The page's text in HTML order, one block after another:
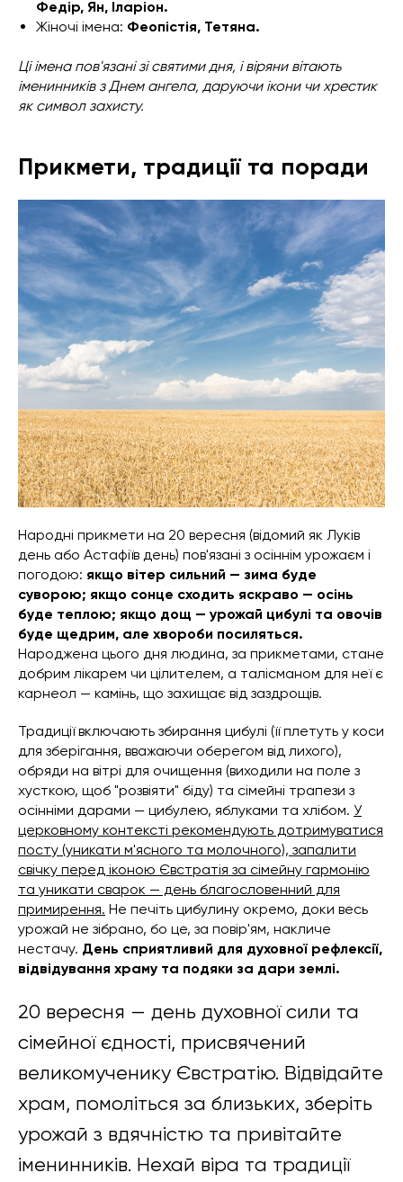
Федір, Ян, Іларіон.
Жіночі імена: Феопістія, Тетяна.
Ці імена пов'язані зі святими дня, і віряни вітають
іменинників з Днем ангела, даруючи ікони чи хрестик
як символ захисту.
Прикмети, традиції та поради
Народні прикмети на 20 вересня (відомий як Луків
день або Астафіїв день) пов'язані з осіннім урожаєм і
погодою: якщо вітер сильний — зима буде
суворою; якщо сонце сходить яскраво — осінь
буде теплою; якщо дощ — урожай цибулі та овочів
буде щедрим, але хвороби посиляться.
Народжена цього дня людина, за прикметами, стане
добрим лікарем чи цілителем, а талісманом для неї є
карнеол — камінь, що захищає від заздрощів.
Традиції включають збирання цибулі (її плетуть у коси
для зберігання, вважаючи оберегом від лихого),
обряди на вітрі для очищення (виходили на поле з
хусткою, щоб "розвіяти" біду) та сімейні трапези з
осінніми дарами — цибулею, яблуками та хлібом. У
церковному контексті рекомендують дотримуватися
посту (уникати м'ясного та молочного), запалити
свічку перед іконою Євстратія за сімейну гармонію
та уникати сварок — день благословенний для
примирення. Не печіть цибулину окремо, доки весь
урожай не зібрано, бо це, за повір'ям, накличе
нестачу. День сприятливий для духовної рефлексії,
відвідування храму та подяки за дари землі.
20 вересня — день духовної сили та
сімейної єдності, присвячений
великомученику Євстратію. Відвідайте
храм, помоліться за близьких, зберіть
урожай з вдячністю та привітайте
іменинників. Нехай віра та традиції